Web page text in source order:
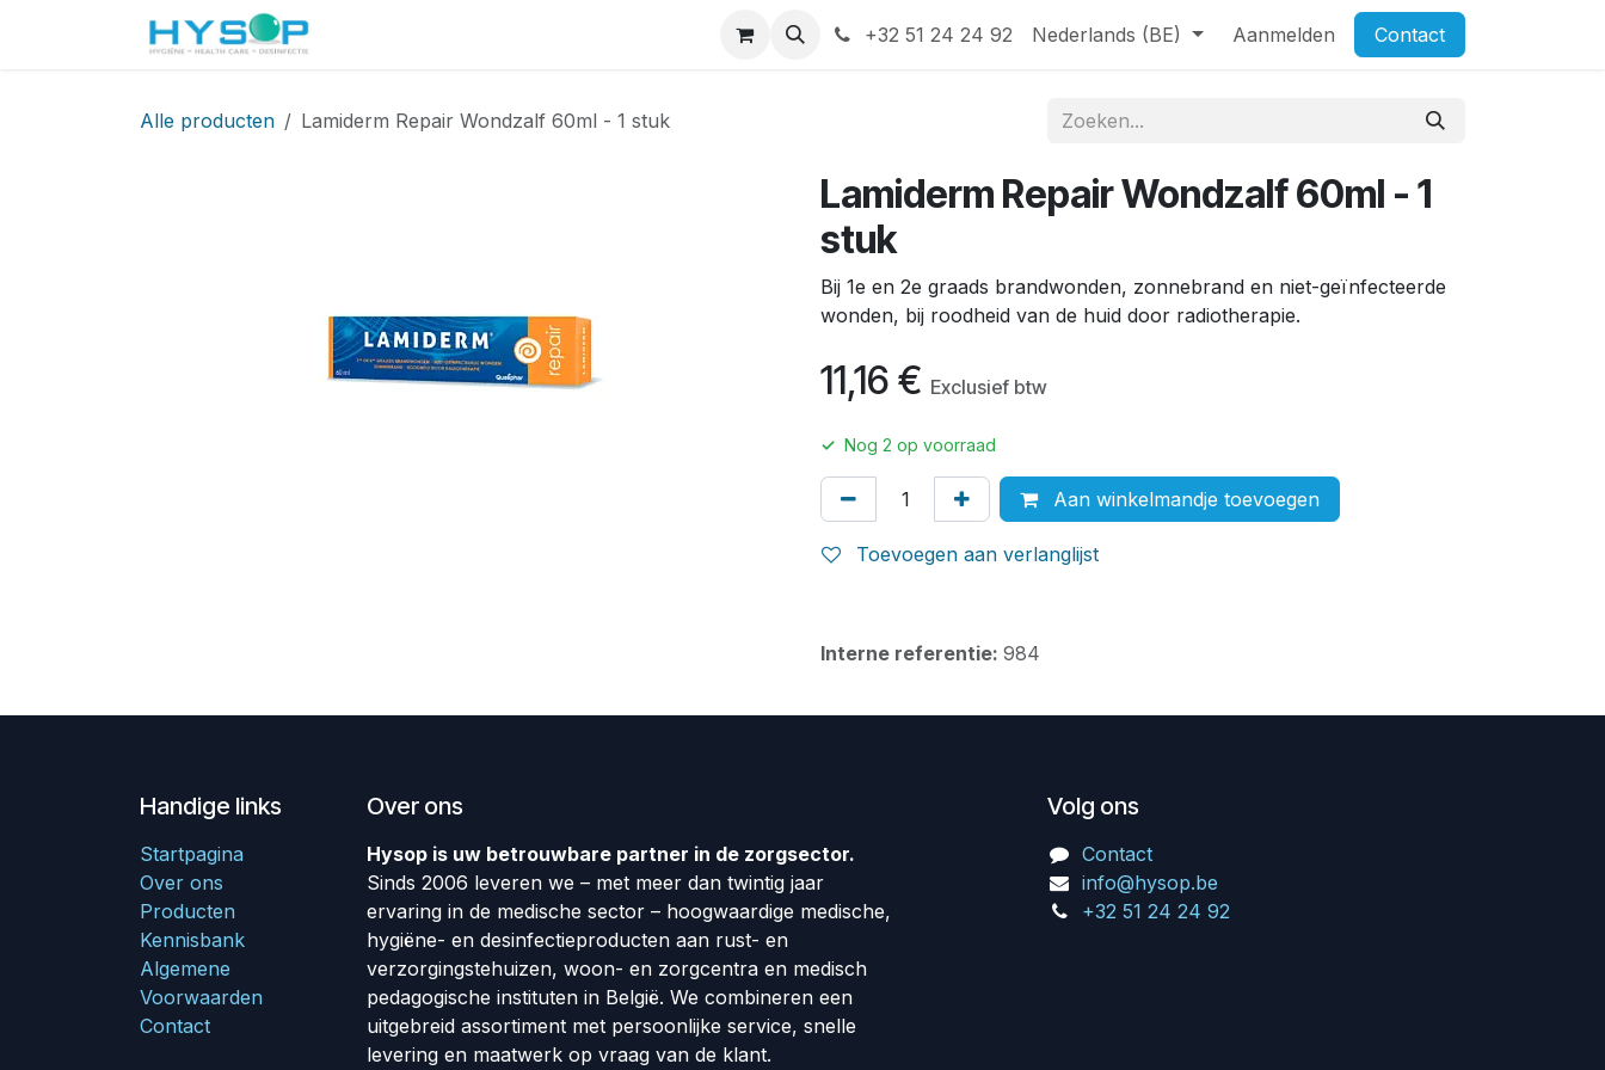
+32 51 24 24 92 Nederlands (BE) Aanmelden Contact
Alle producten Lamiderm Repair Wondzalf 60ml - 1 stuk
Lamiderm Repair Wondzalf 60ml - 1
stuk
Bij 1e en 2e graads brandwonden, zonnebrand en niet-geïnfecteerde
wonden, bij roodheid van de huid door radiotherapie.
11,16 € Exclusief btw
✓ Nog 2 op voorraad
Aan winkelmandje toevoegen
Toevoegen aan verlanglijst
Interne referentie: 984
Handige links
Startpagina
Over ons
Producten
Kennisbank
Algemene
Voorwaarden
Contact
Over ons
Hysop is uw betrouwbare partner in de zorgsector.
Sinds 2006 leveren we – met meer dan twintig jaar
ervaring in de medische sector – hoogwaardige medische,
hygiëne- en desinfectieproducten aan rust- en
verzorgingstehuizen, woon- en zorgcentra en medisch
pedagogische instituten in België. We combineren een
uitgebreid assortiment met persoonlijke service, snelle
levering en maatwerk op vraag van de klant.
Volg ons
Contact
info@hysop.be
+32 51 24 24 92